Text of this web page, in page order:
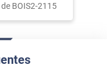
BOIS2-2115